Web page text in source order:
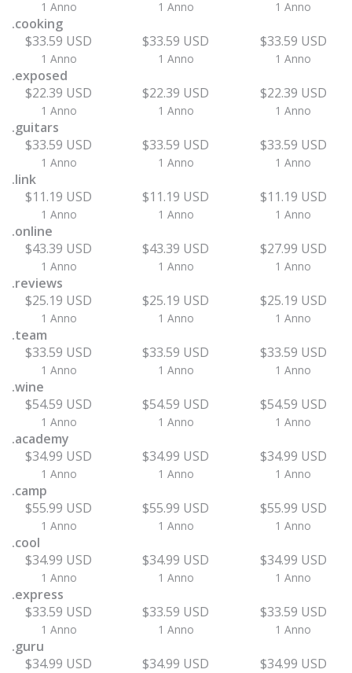
1 Anno 1 Anno 1 Anno
.cooking
$33.59 USD
1 Anno
$33.59 USD
1 Anno
$33.59 USD
1 Anno
.exposed
$22.39 USD
1 Anno
$22.39 USD
1 Anno
$22.39 USD
1 Anno
.guitars
$33.59 USD
1 Anno
$33.59 USD
1 Anno
$33.59 USD
1 Anno
.link
$11.19 USD
1 Anno
$11.19 USD
1 Anno
$11.19 USD
1 Anno
.online
$43.39 USD
1 Anno
$43.39 USD
1 Anno
$27.99 USD
1 Anno
.reviews
$25.19 USD
1 Anno
$25.19 USD
1 Anno
$25.19 USD
1 Anno
.team
$33.59 USD
1 Anno
$33.59 USD
1 Anno
$33.59 USD
1 Anno
.wine
$54.59 USD
1 Anno
$54.59 USD
1 Anno
$54.59 USD
1 Anno
.academy
$34.99 USD
1 Anno
$34.99 USD
1 Anno
$34.99 USD
1 Anno
.camp
$55.99 USD
1 Anno
$55.99 USD
1 Anno
$55.99 USD
1 Anno
.cool
$34.99 USD
1 Anno
$34.99 USD
1 Anno
$34.99 USD
1 Anno
.express
$33.59 USD
1 Anno
$33.59 USD
1 Anno
$33.59 USD
1 Anno
.guru
$34.99 USD
$34.99 USD $34.99 USD